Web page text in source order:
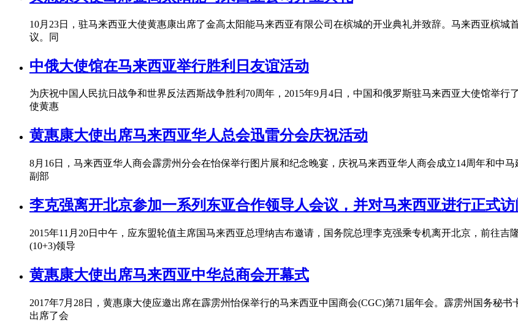
10月23日，驻马来西亚大使黄惠康出席了金高太阳能马来西亚有限公司在槟城的开业典礼并致辞。马来西亚槟
议。同
中俄大使馆在马来西亚举行胜利日友谊活动
为庆祝中国人民抗日战争和世界反法西斯战争胜利70周年，2015年9月4日，中国和俄罗斯驻马来西亚大使馆举
使黄惠
黄惠康大使出席马来西亚华人总会迅雷分会庆祝活动
8月16日，马来西亚华人商会霹雳州分会在怡保举行图片展和纪念晚宴，庆祝马来西亚华人商会成立14周年和中
副部
李克强离开北京参加一系列东亚合作领导人会议，并对马来西亚进行正式访
2015年11月20日中午，应东盟轮值主席国马来西亚总理纳吉布邀请，国务院总理李克强乘专机离开北京，前往
(10+3)领导
黄惠康大使出席马来西亚中华总商会开幕式
2017年7月28日，黄惠康大使应邀出席在霹雳州怡保举行的马来西亚中国商会(CGC)第71届年会。霹雳州国务秘
出席了会